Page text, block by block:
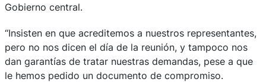
Gobierno central.
“Insisten en que acreditemos a nuestros representantes,
pero no nos dicen el día de la reunión, y tampoco nos
dan garantías de tratar nuestras demandas, pese a que
le hemos pedido un documento de compromiso.